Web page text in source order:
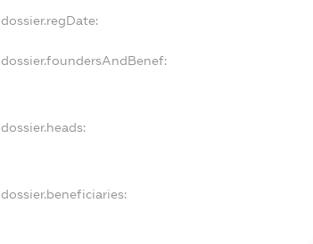
dossier.regDate:
dossier.foundersAndBenef:
dossier.heads:
dossier.beneficiaries: